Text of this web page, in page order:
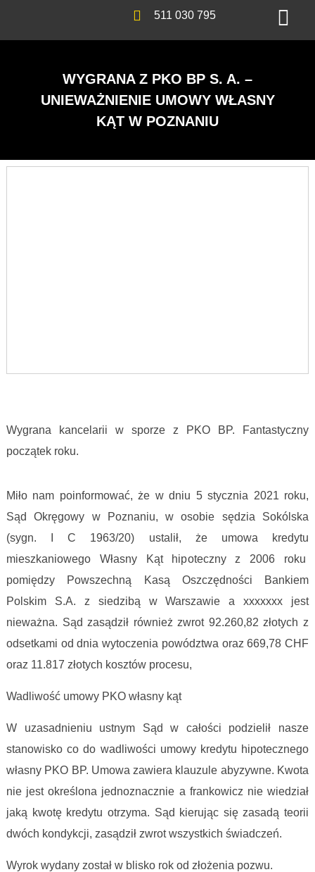
511 030 795
WYGRANA Z PKO BP S. A. –
UNIEWAŻNIENIE UMOWY WŁASNY
KĄT W POZNANIU
Wygrana kancelarii w sporze z PKO BP. Fantastyczny
początek roku.
Miło nam poinformować, że w dniu 5 stycznia 2021 roku,
Sąd Okręgowy w Poznaniu, w osobie sędzia Sokólska
(sygn. I C 1963/20) ustalił, że umowa kredytu
mieszkaniowego Własny Kąt hipoteczny z 2006 roku
pomiędzy Powszechną Kasą Oszczędności Bankiem
Polskim S.A. z siedzibą w Warszawie a xxxxxxx jest
nieważna. Sąd zasądził również zwrot 92.260,82 złotych z
odsetkami od dnia wytoczenia powództwa oraz 669,78 CHF
oraz 11.817 złotych kosztów procesu,
Wadliwość umowy PKO własny kąt
W uzasadnieniu ustnym Sąd w całości podzielił nasze
stanowisko co do wadliwości umowy kredytu hipotecznego
własny PKO BP. Umowa zawiera klauzule abyzywne. Kwota
nie jest określona jednoznacznie a frankowicz nie wiedział
jaką kwotę kredytu otrzyma. Sąd kierując się zasadą teorii
dwóch kondykcji, zasądził zwrot wszystkich świadczeń.
Wyrok wydany został w blisko rok od złożenia pozwu.